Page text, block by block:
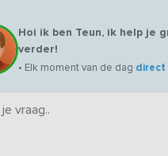
Hoi ik ben Teun, ik help je
verder!
• Elk moment van de dag direct